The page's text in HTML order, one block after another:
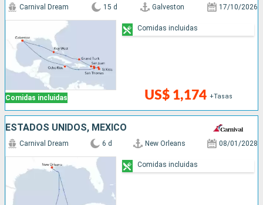
Comidas incluidas
Carnival Dream 15 d Galveston 17/10/2026
US$ 1,174 +Tasas
Comidas incluidas
ESTADOS UNIDOS, MÉXICO
Carnival Dream 6 d New Orleans 08/01/2028
Comidas incluidas